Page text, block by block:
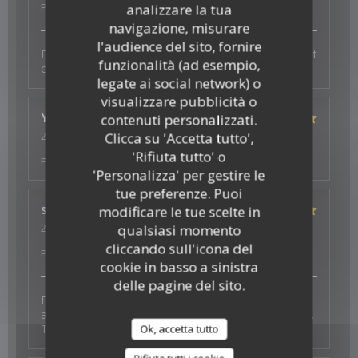
analizzare la tua
navigazione, misurare
l'audience del sito, fornire
funzionalità (ad esempio,
legate ai social network) o
visualizzare pubblicità o
contenuti personalizzati.
Clicca su 'Accetta tutto',
'Rifiuta tutto' o
'Personalizza' per gestire le
tue preferenze. Puoi
modificare le tue scelte in
qualsiasi momento
cliccando sull'icona del
cookie in basso a sinistra
delle pagine del sito.
Ok, accetta tutto
Prezzo
Bonne ambiance, service au top et plats excellents et
copieux
Ysé-SolèneD
2026-07-29
- 19:30 - Ospiti 2
Atmosfera 5/5 Cucina:5/5 Qualità /
Prezzo
s
2026-07-26
- 19:30 - Ospiti 4
Atmosfera: 5/5 Cucina: 5/5
Qualità /
Prezzo
Excellent experience with fantastic vegan options -
and a thoughtful surprise to celebrate a birthday too.
Thank you for the wonderful food and service.